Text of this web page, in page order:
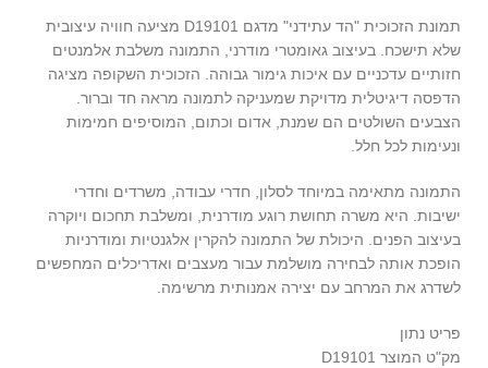
תמונת הזכוכית "הד עתידני" מדגם D19101 מציעה חוויה עיצובית
שלא תישכח. בעיצוב גאומטרי מודרני, התמונה משלבת אלמנטים
חזותיים עדכניים עם איכות גימור גבוהה. הזכוכית השקופה מציגה
הדפסה דיגיטלית מדויקת שמעניקה לתמונה מראה חד וברור.
הצבעים השולטים הם שמנת, אדום וכתום, המוסיפים חמימות
ונעימות לכל חלל.
התמונה מתאימה במיוחד לסלון, חדרי עבודה, משרדים וחדרי
ישיבות. היא משרה תחושת רוגע מודרנית, ומשלבת תחכום ויוקרה
בעיצוב הפנים. היכולת של התמונה להקרין אלגנטיות ומודרניות
הופכת אותה לבחירה מושלמת עבור מעצבים ואדריכלים המחפשים
לשדרג את המרחב עם יצירה אמנותית מרשימה.
פריט נתון
מק"ט המוצר D19101